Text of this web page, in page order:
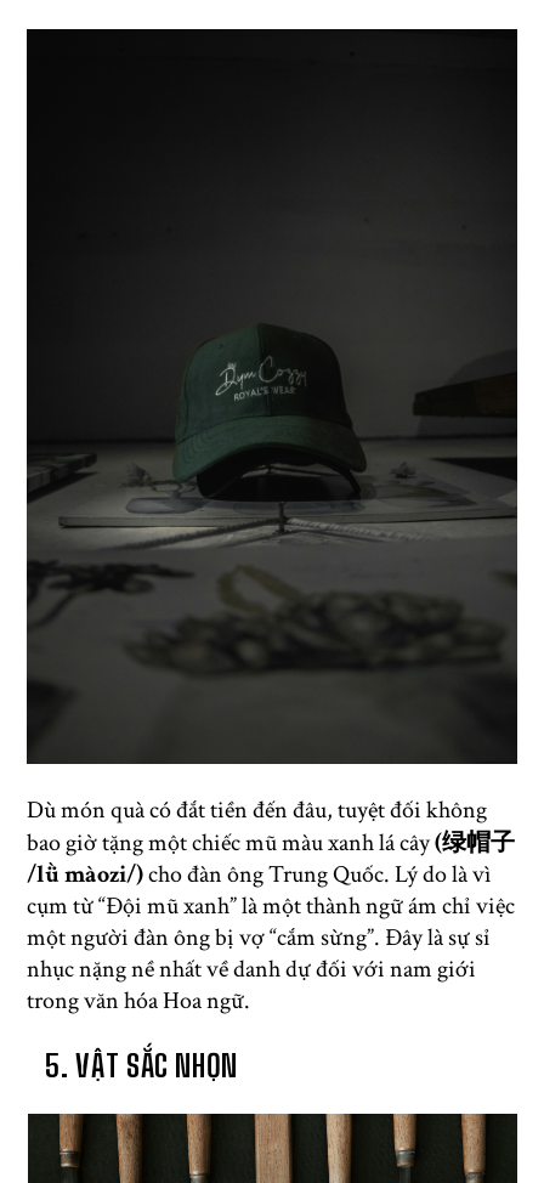
Dù món quà có đắt tiền đến đâu, tuyệt đối không
bao giờ tặng một chiếc mũ màu xanh lá cây(绿帽子
/lǜ màozi/)cho đàn ông Trung Quốc. Lý do là vì
cụm từ “Đội mũ xanh” là một thành ngữ ám chỉ việc
một người đàn ông bị vợ “cắm sừng”. Đây là sự sỉ
nhục nặng nề nhất về danh dự đối với nam giới
trong văn hóa Hoa ngữ.
5. VẬT SẮC NHỌN